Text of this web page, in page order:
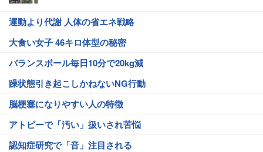
運動より代謝 人体の省エネ戦略
大食い女子 46キロ体型の秘密
バランスボール毎日10分で20kg減
躁状態引き起こしかねないNG行動
脳梗塞になりやすい人の特徴
アトピーで「汚い」扱いされ苦悩
認知症研究で「音」注目される